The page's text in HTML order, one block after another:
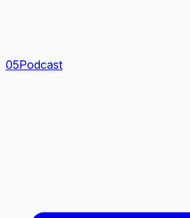
05Podcast